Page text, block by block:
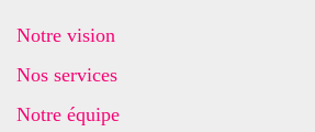
Notre vision
Nos services
Notre équipe